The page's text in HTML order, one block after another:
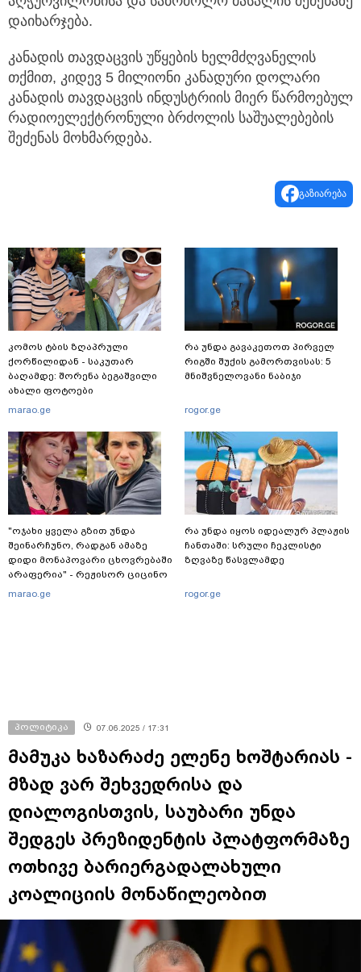
დაიხარჯება.
კანადის თავდაცვის უწყების ხელმძღვანელის
თქმით, კიდევ 5 მილიონი კანადური დოლარი
კანადის თავდაცვის ინდუსტრიის მიერ წარმოებულ
რადიოელექტრონული ბრძოლის საშუალებების
შეძენას მოხმარდება.
გაზიარება
კომოს ტბის ზღაპრული
ქორწილიდან - საკუთარ
ბაღამდე: შორენა ბეგაშვილი
ახალი ფოტოები
marao.ge
"ოჯახი ყველა გზით უნდა
შეინარჩუნო, რადგან ამაზე
დიდი მონაპოვარი ცხოვრებაში
არაფერია" - რეჟისორ ციცინო
marao.ge
რა უნდა გავაკეთოთ პირველ
რიგში შუქის გამორთვისას: 5
მნიშვნელოვანი ნაბიჯი
rogor.ge
რა უნდა იყოს იდეალურ პლაჟის
ჩანთაში: სრული ჩეკლისტი
ზღვაზე წასვლამდე
rogor.ge
პოლიტიკა 07.06.2025 / 17:31
მამუკა ხაზარაძე ელენე ხოშტარიას -
მზად ვარ შეხვედრისა და
დიალოგისთვის, საუბარი უნდა
შედგეს პრეზიდენტის პლატფორმაზე
ოთხივე ბარიერგადალახული
კოალიციის მონაწილეობით